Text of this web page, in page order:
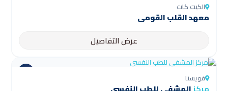
الكيت كات
معهد القلب القومي
عرض التفاصيل
قويسنا